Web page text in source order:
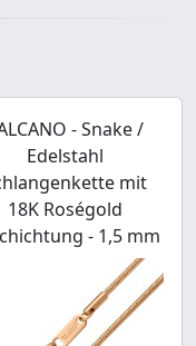
- Snake /
Edelstahl
mit
18K Roségold
- 1,5 mm